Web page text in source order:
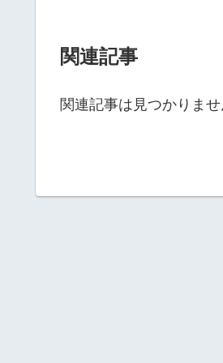
関連記事
関連記事は見つかりませ